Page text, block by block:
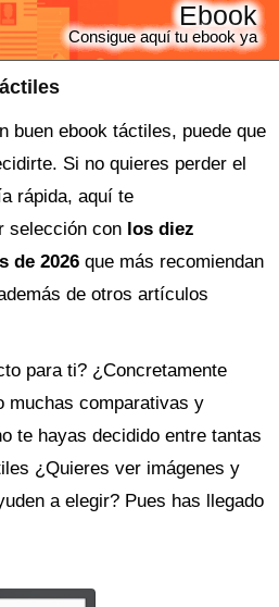
Ebook
Consigue aquí tu ebook ya
buen ebook táctiles, puede que
Si no quieres perder el
rápida, aquí te
selección con los diez
de 2026 que más recomiendan
de otros artículos
para ti? ¿Concretamente
muchas comparativas y
te hayas decidido entre tantas
¿Quieres ver imágenes y
a elegir? Pues has llegado